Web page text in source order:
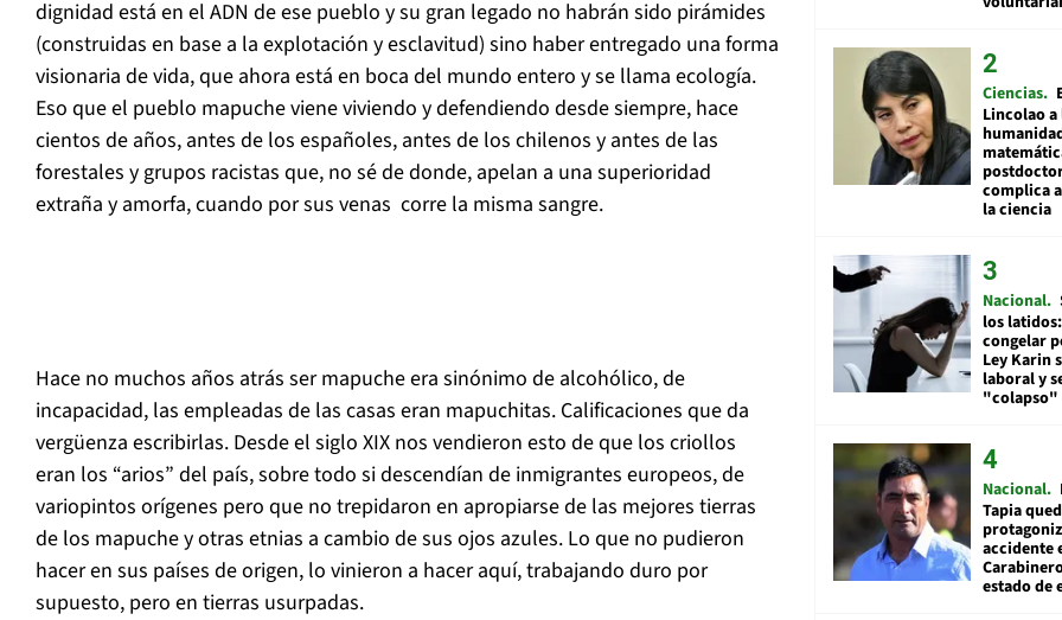
dignidad está en el ADN de ese pueblo y su gran legado no habrán sido pirámides
(construidas en base a la explotación y esclavitud) sino haber entregado una forma
visionaria de vida, que ahora está en boca del mundo entero y se llama ecología.
Eso que el pueblo mapuche viene viviendo y defendiendo desde siempre, hace
cientos de años, antes de los españoles, antes de los chilenos y antes de las
forestales y grupos racistas que, no sé de donde, apelan a una superioridad
extraña y amorfa, cuando por sus venas corre la misma sangre.
Hace no muchos años atrás ser mapuche era sinónimo de alcohólico, de
incapacidad, las empleadas de las casas eran mapuchitas. Calificaciones que da
vergüenza escribirlas. Desde el siglo XIX nos vendieron esto de que los criollos
eran los “arios” del país, sobre todo si descendían de inmigrantes europeos, de
variopintos orígenes pero que no trepidaron en apropiarse de las mejores tierras
de los mapuche y otras etnias a cambio de sus ojos azules. Lo que no pudieron
hacer en sus países de origen, lo vinieron a hacer aquí, trabajando duro por
supuesto, pero en tierras usurpadas.
Ciencias
Lincolao a
complica
la ciencia
Nacional
los
congelar
Ley Karin
laboral y
"colapso"
Nacional
Tapia
accidente
estado de